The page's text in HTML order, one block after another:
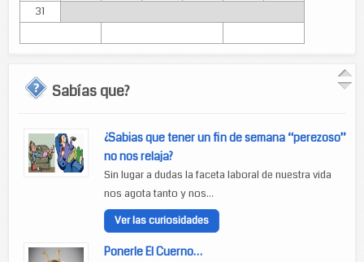
31
Sabías que?
¿Sabias que tener un fin de semana “perezoso”
no nos relaja?
Sin lugar a dudas la faceta laboral de nuestra vida
nos agota tanto y nos...
Ver las curiosidades
Ponerle El Cuerno…